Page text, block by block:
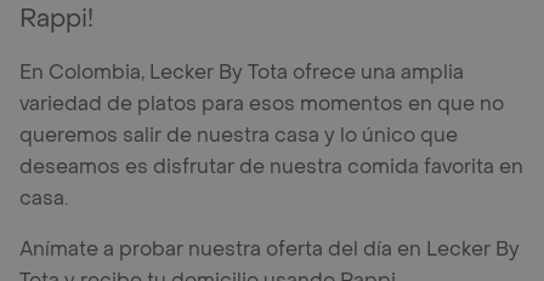
Rappi!
En Colombia, Lecker By Tota ofrece una amplia
variedad de platos para esos momentos en que no
queremos salir de nuestra casa y lo único que
deseamos es disfrutar de nuestra comida favorita en
casa.
Anímate a probar nuestra oferta del día en Lecker By